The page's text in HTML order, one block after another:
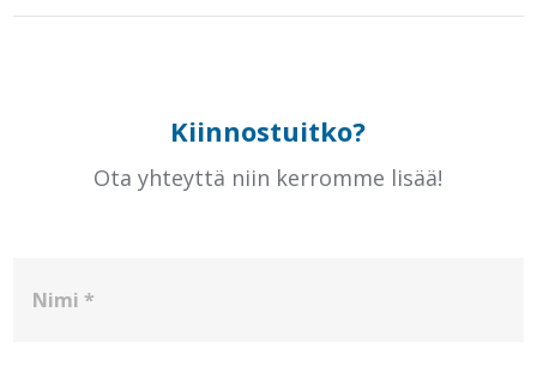
Kiinnostuitko?
Ota yhteyttä niin kerromme lisää!